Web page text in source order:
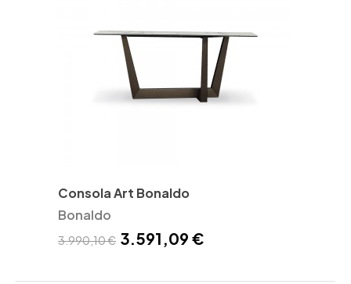
Consola Art Bonaldo
Bonaldo
3.990,10 € 3.591,09 €